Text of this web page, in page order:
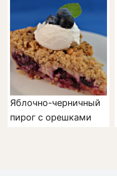
Яблочно-черничный
пирог с орешками